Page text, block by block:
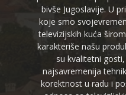
bivše Jugoslavije. U
koje smo
televizijskih kuća
karakteriše našu
su kvalitetni
najsavremenija
korektnost u radu i